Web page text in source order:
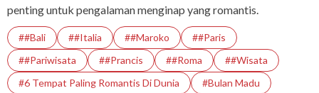
penting untuk pengalaman menginap yang romantis.
##Bali ##Italia ##Maroko
##Paris
##Pariwisata
##Prancis ##Roma
##Wisata
#6 Tempat Paling Romantis Di Dunia
#Bulan Madu